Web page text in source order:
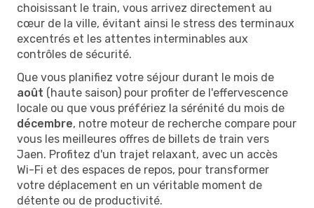
choisissant le train, vous arrivez directement au
cœur de la ville, évitant ainsi le stress des terminaux
excentrés et les attentes interminables aux
contrôles de sécurité.
Que vous planifiez votre séjour durant le mois de
août (haute saison) pour profiter de l'effervescence
locale ou que vous préfériez la sérénité du mois de
décembre, notre moteur de recherche compare pour
vous les meilleures offres de billets de train vers
Jaen. Profitez d'un trajet relaxant, avec un accès
Wi-Fi et des espaces de repos, pour transformer
votre déplacement en un véritable moment de
détente ou de productivité.